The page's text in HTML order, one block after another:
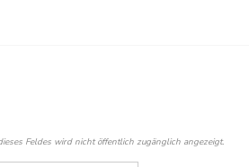
Feldes wird nicht öffentlich zugänglich angezeigt.